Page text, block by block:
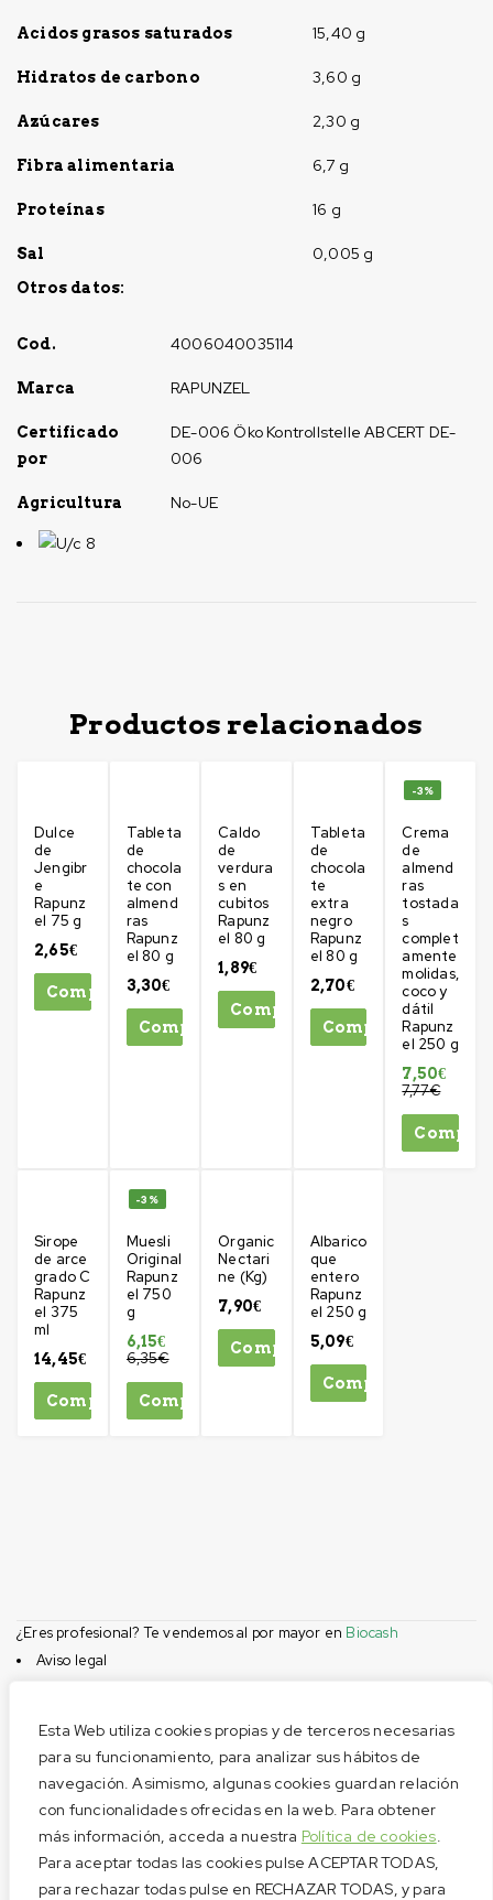
Esta Web utiliza cookies propias y de terceros necesarias
para su funcionamiento, para analizar sus hábitos de
navegación. Asimismo, algunas cookies guardan relación
con funcionalidades ofrecidas en la web. Para obtener
más información, acceda a nuestra Política de cookies.
Para aceptar todas las cookies pulse ACEPTAR TODAS,
para rechazar todas pulse en RECHAZAR TODAS, y para
Acidos grasos saturados 15,40 g
Hidratos de carbono 3,60 g
Azúcares 2,30 g
Fibra alimentaria 6,7 g
Proteínas 16 g
Sal 0,005 g
Otros datos:
Cod. 4006040035114
Marca RAPUNZEL
Certificado
por
DE-006 Öko Kontrollstelle ABCERT DE-
006
Agricultura No-UE
U/c 8
Productos relacionados
Dulce
de
Jengibr
e
Rapunz
el 75 g
2,65€
Comprar
Tableta
de
chocola
te con
almend
ras
Rapunz
el 80 g
3,30€
Comprar
Caldo
de
verdura
s en
cubitos
Rapunz
el 80 g
1,89€
Comprar
Tableta
de
chocola
te
extra
negro
Rapunz
el 80 g
2,70€
Comprar
-3%
Crema
de
almend
ras
tostada
s
complet
amente
molidas,
coco y
dátil
Rapunz
el 250 g
7,77€
7,50€
Sirope
de arce
grado C
Rapunz
el 375
ml
14,45€
Comprar
-3%
Muesli
Original
Rapunz
el 750
g
6,35€
6,15€
Comprar
Organic
Nectari
ne (Kg)
7,90€
Comprar
Albarico
que
entero
Rapunz
el 250 g
5,09€
Comprar
¿Eres profesional? Te vendemos al por mayor en Biocash
Aviso legal
Privacidad
Cookies
Condiciones de compra
Privacidad